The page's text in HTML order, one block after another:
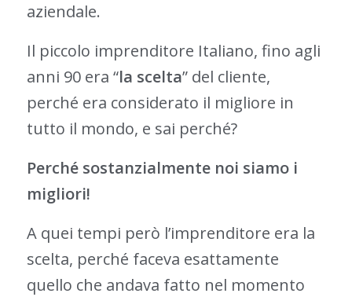
aziendale.
Il piccolo imprenditore Italiano, fino agli
anni 90 era “la scelta” del cliente,
perché era considerato il migliore in
tutto il mondo, e sai perché?
Perché sostanzialmente noi siamo i
migliori!
A quei tempi però l’imprenditore era la
scelta, perché faceva esattamente
quello che andava fatto nel momento